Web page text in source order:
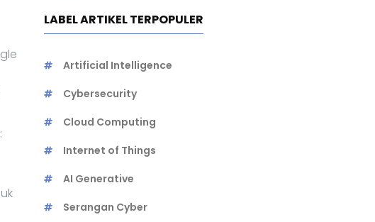
LABEL ARTIKEL TERPOPULER
Artificial Intelligence
Cybersecurity
Cloud Computing
Internet of Things
AI Generative
Serangan Cyber